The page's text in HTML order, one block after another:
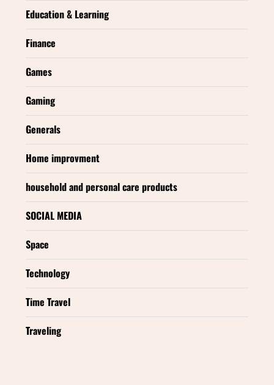
Education & Learning
Finance
Games
Gaming
Generals
Home improvment
household and personal care products
SOCIAL MEDIA
Space
Technology
Time Travel
Traveling